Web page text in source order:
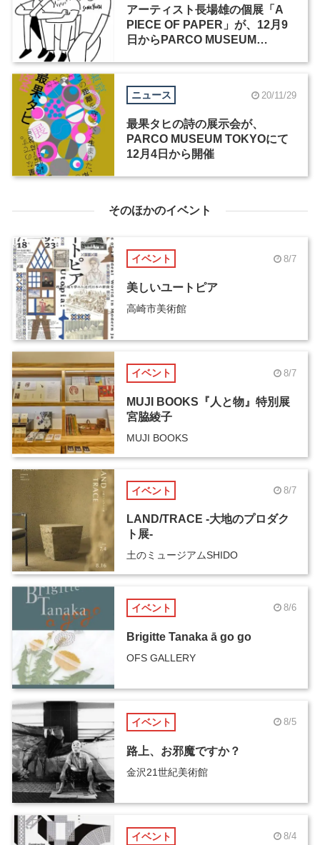
アーティスト長場雄の個展「A
PIECE OF PAPER」が、12月9
日からPARCO MUSEUM
ニュース 20/11/29
最果タヒの詩の展示会が、
PARCO MUSEUM TOKYOにて
12月4日から開催
そのほかのイベント
イベント 8/7
美しいユートピア
高崎市美術館
イベント 8/7
MUJI BOOKS『人と物』特別展
宮脇綾子
MUJI BOOKS
イベント 8/7
LAND/TRACE -大地のプロダク
ト展-
土のミュージアムSHIDO
イベント 8/6
Brigitte Tanaka ā go go
OFS GALLERY
イベント 8/5
路上、お邪魔ですか？
金沢21世紀美術館
イベント 8/4